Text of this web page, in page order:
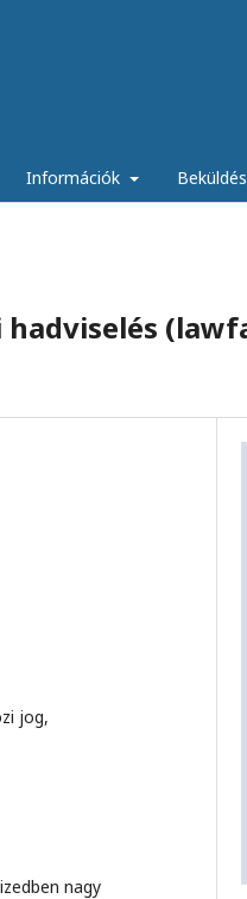
Információk
hadviselés
jog,
nagy